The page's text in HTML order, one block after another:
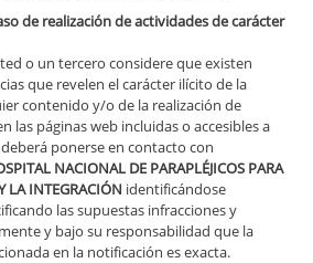
de realización de actividades de carácter
o un tercero considere que existen
que revelen el carácter ilícito de la
contenido y/o de la realización de
las páginas web incluidas o accesibles a
ponerse en contacto con
NACIONAL DE PARAPLÉJICOS PARA
LA INTEGRACIÓN identificándose
las supuestas infracciones y
y bajo su responsabilidad que la
en la notificación es exacta.